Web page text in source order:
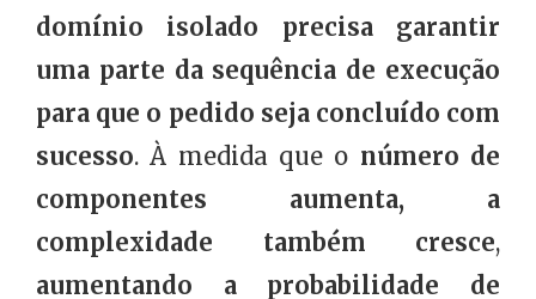
domínio isolado precisa garantir
uma parte da sequência de execução
para que o pedido seja concluído com
sucesso. À medida que o número de
componentes aumenta, a
complexidade também cresce,
aumentando a probabilidade de